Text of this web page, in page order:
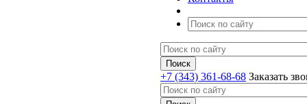
+7 (343) 361-68-68 Заказать